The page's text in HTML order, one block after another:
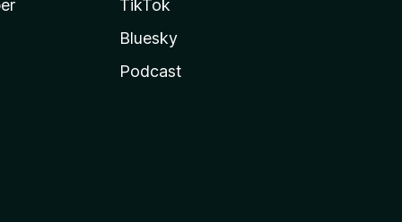
TikTok
Bluesky
Podcast